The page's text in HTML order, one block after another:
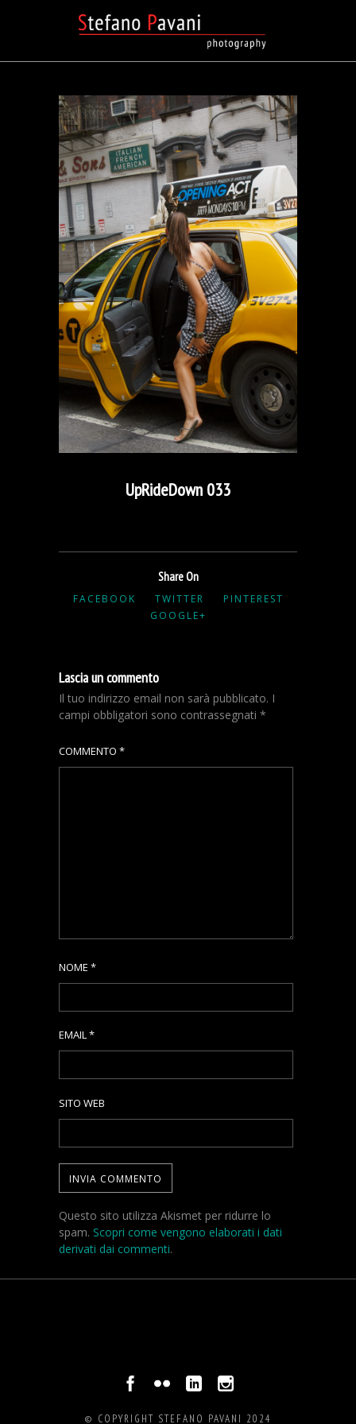
UpRideDown 033
Share On
FACEBOOK TWITTER
PINTEREST
GOOGLE+
Lascia un commento
Il tuo indirizzo email non sarà pubblicato. I
campi obbligatori sono contrassegnati *
COMMENTO *
NOME *
EMAIL*
SITO WEB
Questo sito utilizza Akismet per ridurre lo
spam. Scopri come vengono elaborati i dati
derivati dai commenti.
© COPYRIGHT STEFANO PAVANI 2024